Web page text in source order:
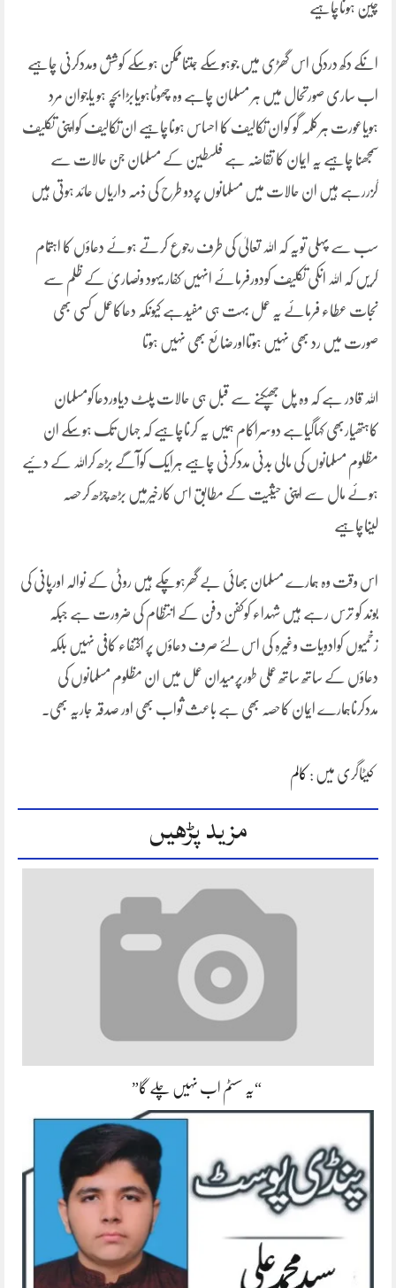
چین ہوناچاہیے
انکے دکھ دردکی اس گھڑی میں جوہوسکے جتناممکن ہوسکے کوشش ومددکرنی چاہیے
اب ساری صورتحال میں ہر مسلمان چاہے وہ چھوٹاہویابڑا بچہ ہو یاجوان مرد
ہویاعورت ہرکلمہ گو کوان تکالیف کا احساس ہوناچاہیے ان تکالیف کواپنی تکلیف
سمجھنا چاہیے یہ ایمان کا تقاضہ ہے فلسطین کے مسلمان جن حالات سے
گزررہے ہیں ان حالات میں مسلمانوں پردو طرح کی ذمہ داریاں عائد ہوتی ہیں
سب سے پہلی تویہ کہ اللہ تعالیٰ کی طرف رجوع کرتے ہوئے دعاؤں کا اہتمام
کریں کہ اللہ انکی تکلیف کودورفرمائے انہیں کفار یہود ونصاریٰ کے ظلم سے
نجات عطاء فرمائے یہ عمل بہت ہی مفیدہے کیونکہ دعاکاعمل کسی بھی
صورت میں رد بھی نہیں ہوتااورضائع بھی نہیں ہوتا
اللہ قادر ہے کہ وہ پل جھپکنے سے قبل ہی حالات پلٹ دیاوردعاکومسلمان
کاہتھیاربھی کہاگیاہے دوسراکام ہمیں یہ کرناچاہیے کہ جہاں تک ہوسکے ان
مظلوم مسلمانوں کی مالی بدنی مددکرنی چاہیے ہرایک کوآگے بڑھ کراللہ کے دئیے
ہوئے مال سے اپنی حیثیت کے مطابق اس کارخیرمیں بڑھ چڑھ کرحصہ
لیناچاہیے
اس وقت وہ ہمارے مسلمان بھائی بے گھرہوچکے ہیں روٹی کے نوالہ اورپانی کی
بوند کو ترس رہے ہیں شہداء کوکفن دفن کے انتظام کی ضرورت ہے جبکہ
زخمیوں کوادویات وغیرہ کی اس لئے صرف دعاؤں پر اکتفاء کافی نہیں بلکہ
دعاؤں کے ساتھ ساتھ عملی طورپرمیدان عمل میں ان مظلوم مسلمانوں کی
مددکرناہمارے ایمان کاحصہ بھی ہے باعث ثواب بھی اور صدقہ جاریہ بھی۔
کیٹاگری میں : کالم
مزید پڑھیں
“یہ سسٹم اب نہیں چلے گا”